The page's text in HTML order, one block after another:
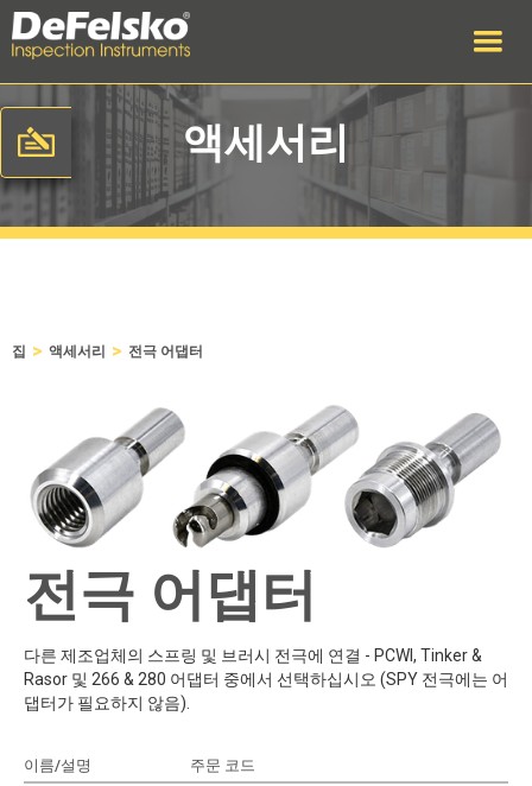
액세서리
집 > 액세서리 > 전극 어댑터
전극 어댑터
다른 제조업체의 스프링 및 브러시 전극에 연결 - PCWI, Tinker &
Rasor 및 266 & 280 어댑터 중에서 선택하십시오 (SPY 전극에는 어
댑터가 필요하지 않음).
이름/설명 주문 코드